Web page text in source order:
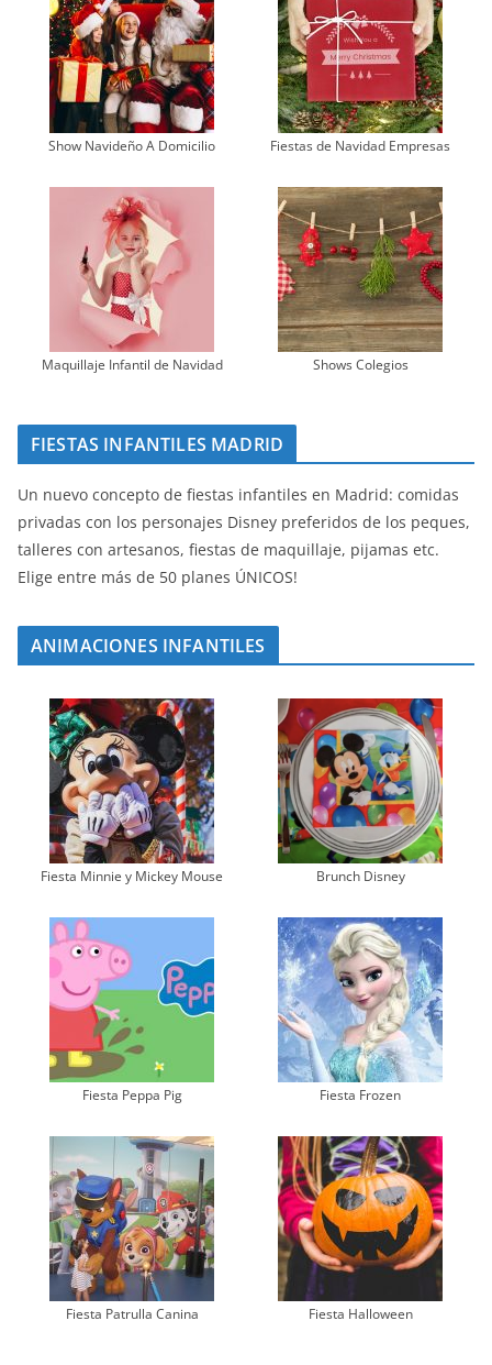
Show Navideño A Domicilio Fiestas de Navidad Empresas
Maquillaje Infantil de Navidad Shows Colegios
FIESTAS INFANTILES MADRID
Un nuevo concepto de fiestas infantiles en Madrid: comidas
privadas con los personajes Disney preferidos de los peques,
talleres con artesanos, fiestas de maquillaje, pijamas etc.
Elige entre más de 50 planes ÚNICOS!
ANIMACIONES INFANTILES
Fiesta Minnie y Mickey Mouse Brunch Disney
Fiesta Peppa Pig Fiesta Frozen
Fiesta Patrulla Canina Fiesta Halloween